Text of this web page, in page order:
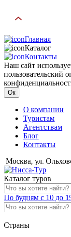
Главная
Каталог
Контакты
Наш сайт
пользовательский
Ок
О компании
Туристам
Агентствам
Блог
Контакты
Москва, ул.
Каталог туров
По будням с 10 до
Страны